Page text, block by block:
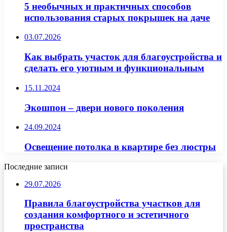
5 необычных и практичных способов
использования старых покрышек на даче
03.07.2026
Как выбрать участок для благоустройства и
сделать его уютным и функциональным
15.11.2024
Экошпон – двери нового поколения
24.09.2024
Освещение потолка в квартире без люстры
Последние записи
29.07.2026
Правила благоустройства участков для
создания комфортного и эстетичного
пространства